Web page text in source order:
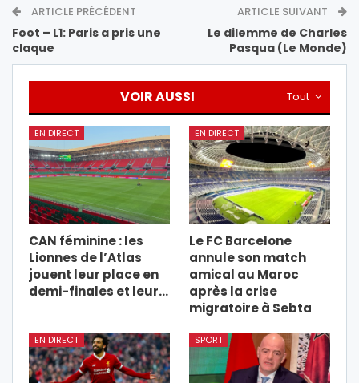
ARTICLE PRÉCÉDENT
Foot – L1: Paris a pris une
claque
ARTICLE SUIVANT
Le dilemme de Charles
Pasqua (Le Monde)
Tout
VOIR AUSSI
EN DIRECT
CAN féminine : les
Lionnes de l’Atlas
jouent leur place en
demi-finales et leur…
EN DIRECT
Le FC Barcelone
annule son match
amical au Maroc
après la crise
migratoire à Sebta
EN DIRECT SPORT